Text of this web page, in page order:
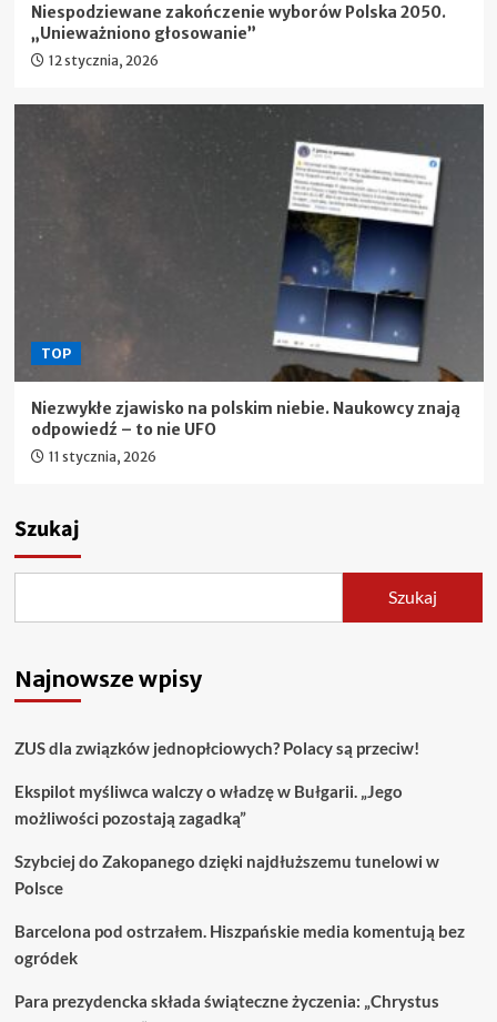
Niespodziewane zakończenie wyborów Polska 2050.
„Unieważniono głosowanie”
12 stycznia, 2026
TOP
Niezwykłe zjawisko na polskim niebie. Naukowcy znają
odpowiedź – to nie UFO
11 stycznia, 2026
Szukaj
Szukaj
Najnowsze wpisy
ZUS dla związków jednopłciowych? Polacy są przeciw!
Ekspilot myśliwca walczy o władzę w Bułgarii. „Jego
możliwości pozostają zagadką”
Szybciej do Zakopanego dzięki najdłuższemu tunelowi w
Polsce
Barcelona pod ostrzałem. Hiszpańskie media komentują bez
ogródek
Para prezydencka składa świąteczne życzenia: „Chrystus